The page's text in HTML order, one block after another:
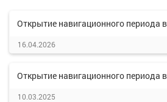
Открытие навигационного периода
16.04.2026
Открытие навигационного периода
10.03.2025